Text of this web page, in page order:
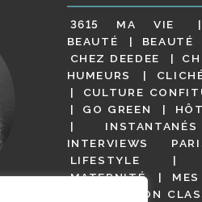
3615 MA VIE
BEAUTÉ
BEAUTÉ
CHEZ DEEDEE
HUMEURS
CULTURE
GO GREEN
INSTANTANÉS
INTERVIEWS
LIFESTYLE
MATERNITÉ
NON